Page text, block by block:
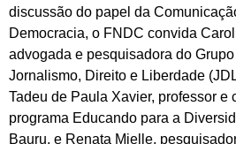
discussão do papel da
Democracia, o FNDC convida
advogada e pesquisadora do
Jornalismo, Direito e Liberdade
Tadeu de Paula Xavier, professor e
programa Educando para a
Bauru, e Renata Mielle,